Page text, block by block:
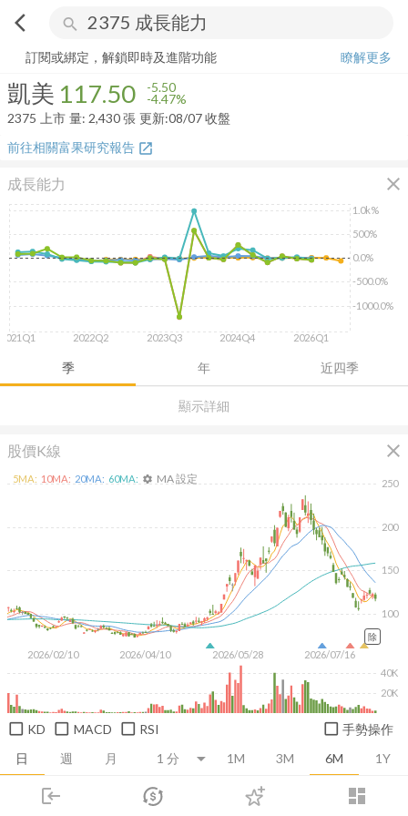
arrow_back_ios search
login dashboard
市場 登入
凱美 117.50 -4.47%
訂閱或綁定，解鎖即時及進階功能
瞭解更多
凱美 117.50 -5.50
-4.47%
2375
上市 量: 2,430張 更新:08/07 收盤
前往相關富果研究報告 open_in_new
成長能力 close
顯示詳細
季 年 近四季
2021Q1 2022Q2 2023Q3 2024Q4 2026Q1
-1000.0%
-500.0%
0.0%
500%
1.0k%
股價K線 close
日 週 月 1M 3M 6M 1Y
2026/02/10 2026/04/10 2026/05/28 2026/07/16
100
150
200
250
20K
40K
5MA: 10MA: 20MA: 60MA: settings MA 設定
除
KD MACD RSI 手勢操作
推薦卡片 消息面 財務報